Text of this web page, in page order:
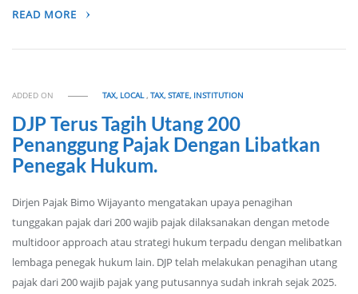
READ MORE
ADDED ON TAX, LOCAL,TAX, STATE, INSTITUTION
DJP Terus Tagih Utang 200
Penanggung Pajak Dengan Libatkan
Penegak Hukum.
Dirjen Pajak Bimo Wijayanto mengatakan upaya penagihan
tunggakan pajak dari 200 wajib pajak dilaksanakan dengan metode
multidoor approach atau strategi hukum terpadu dengan melibatkan
lembaga penegak hukum lain. DJP telah melakukan penagihan utang
pajak dari 200 wajib pajak yang putusannya sudah inkrah sejak 2025.